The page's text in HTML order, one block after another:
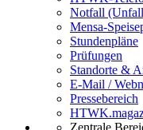
Notfall
Mensa-
Stundenpläne
Prüfungen
Standorte &
E-Mail /
Pressebereich
Zentrale